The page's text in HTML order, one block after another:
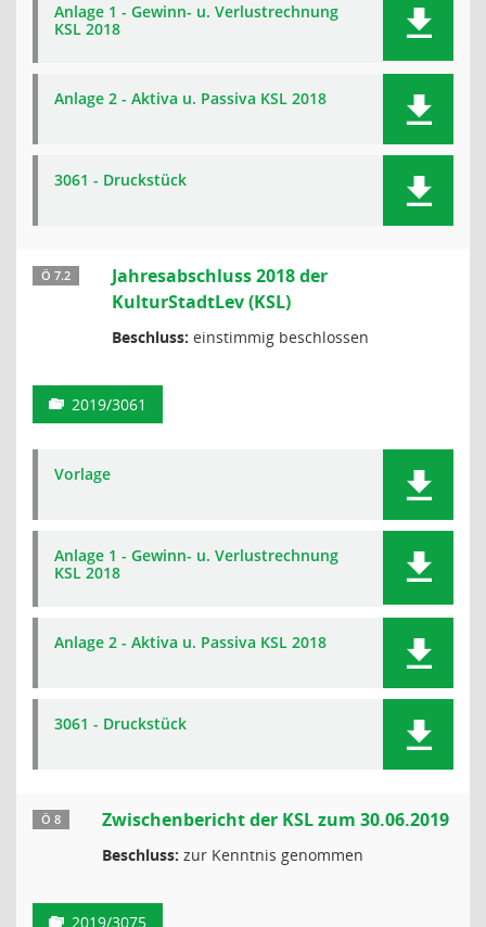
Anlage 1 - Gewinn- u. Verlustrechnung
KSL 2018
Anlage 2 - Aktiva u. Passiva KSL 2018
3061 - Druckstück
Ö 7.2
Jahresabschluss 2018 der
KulturStadtLev (KSL)
Beschluss: einstimmig beschlossen
2019/3061
Vorlage
Anlage 1 - Gewinn- u. Verlustrechnung
KSL 2018
Anlage 2 - Aktiva u. Passiva KSL 2018
3061 - Druckstück
Ö 8 Zwischenbericht der KSL zum 30.06.2019
Beschluss: zur Kenntnis genommen
2019/3075